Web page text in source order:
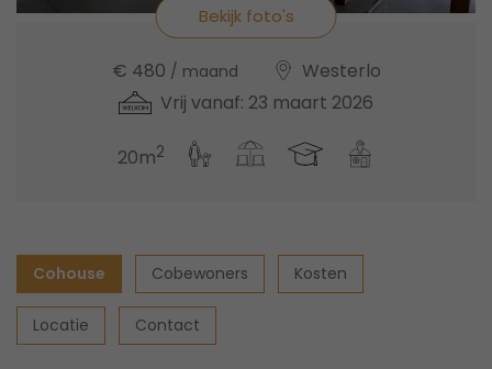
Bekijk foto's
€ 480 / maand
Westerlo
Vrij vanaf: 23 maart 2026
20m2
Cohouse Cobewoners Kosten
Locatie Contact